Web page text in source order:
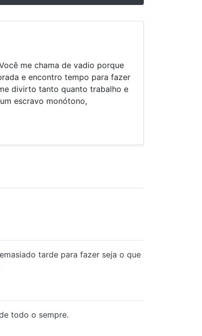
me chama de vadio porque
e encontro tempo para fazer
divirto tanto quanto trabalho e
escravo monótono,
tarde para fazer seja o que
todo o sempre.